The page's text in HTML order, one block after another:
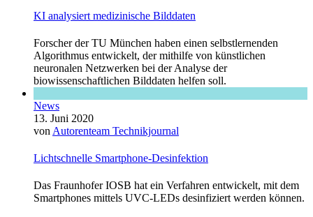
KI analysiert medizinische Bilddaten
Forscher der TU München haben einen selbstlernenden
Algorithmus entwickelt, der mithilfe von künstlichen
neuronalen Netzwerken bei der Analyse der
biowissenschaftlichen Bilddaten helfen soll.
News
13. Juni 2020
von Autorenteam Technikjournal
Lichtschnelle Smartphone-Desinfektion
Das Fraunhofer IOSB hat ein Verfahren entwickelt, mit dem
Smartphones mittels UVC-LEDs desinfiziert werden können.